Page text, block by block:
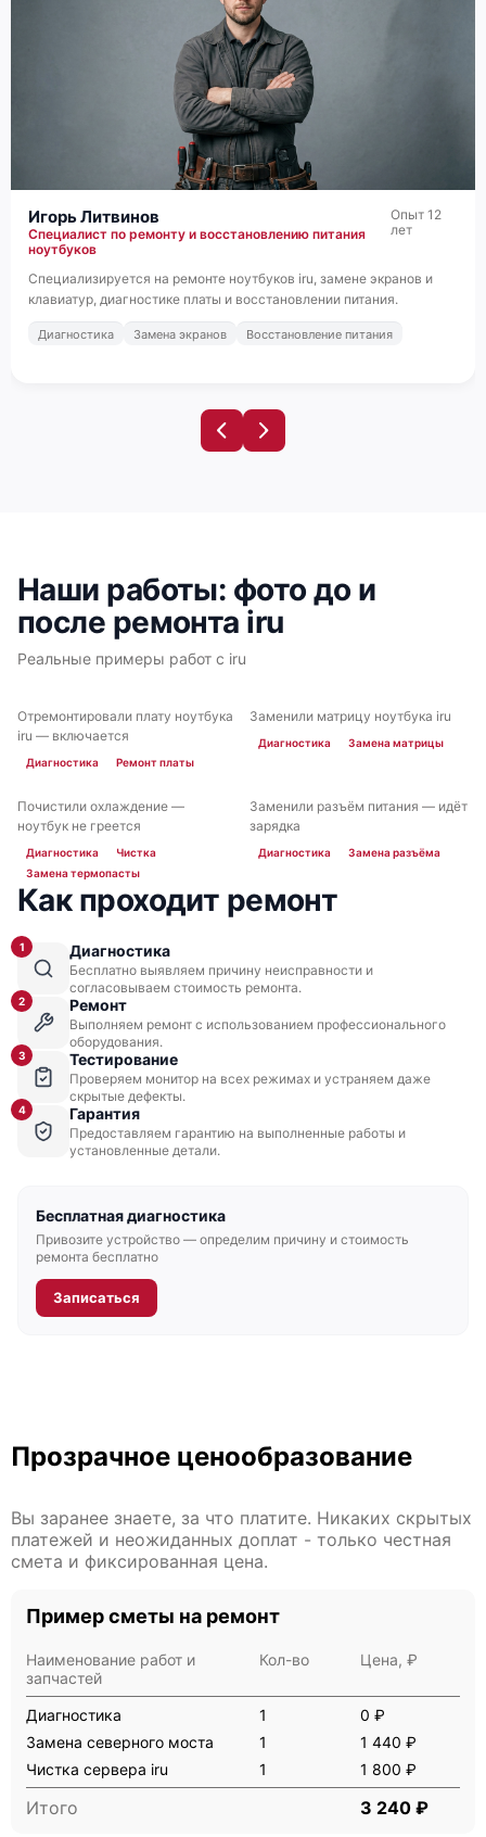
Игорь Литвинов
Специалист по ремонту и восстановлению питания
ноутбуков
Опыт 12
лет
Специализируется на ремонте ноутбуков iru, замене экранов и
клавиатур, диагностике платы и восстановлении питания.
Диагностика Замена экранов Восстановление питания
Наши работы: фото до и
после ремонта iru
Реальные примеры работ с iru
ДО ПОСЛЕ
Отремонтировали плату ноутбука
iru — включается
Диагностика Ремонт платы
ДО ПОСЛЕ
Заменили матрицу ноутбука iru
Диагностика Замена матрицы
ДО ПОСЛЕ
Почистили охлаждение —
ноутбук не греется
Диагностика
Чистка
Замена термопасты
ДО ПОСЛЕ
Заменили разъём питания — идёт
зарядка
Диагностика Замена разъёма
Как проходит ремонт
1 Диагностика
Бесплатно выявляем причину неисправности и
согласовываем стоимость ремонта.
2 Ремонт
Выполняем ремонт с использованием профессионального
оборудования.
3 Тестирование
Проверяем монитор на всех режимах и устраняем даже
скрытые дефекты.
4 Гарантия
Предоставляем гарантию на выполненные работы и
установленные детали.
Бесплатная диагностика
Привозите устройство — определим причину и стоимость
ремонта бесплатно
Записаться
Прозрачное ценообразование
Вы заранее знаете, за что платите. Никаких скрытых
платежей и неожиданных доплат - только честная
смета и фиксированная цена.
Пример сметы на ремонт
Наименование работ и
запчастей
Кол-во Цена, ₽
Диагностика 1
0 ₽
Замена северного моста
1
1 440 ₽
Чистка сервера iru
1 1 800 ₽
Итого 3 240 ₽